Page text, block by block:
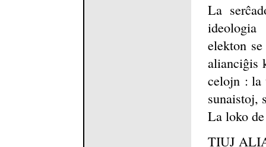
La
elekton
alianciĝis
celojn : la
sunaistoj,
La loko
TIUJ